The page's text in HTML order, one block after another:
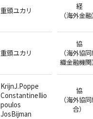
重頭ユカリ
経
（海外金融）
重頭ユカリ
協
（海外協
織金融機関）
KrijnJ.Poppe
ConstantineIlio
poulos
JosBijman
協
（海外協
合）